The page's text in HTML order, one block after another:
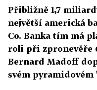
Přibližně 1,7
největší americká
Co. Banka tím má
roli při zpronevěře
Bernard Madoff
svém